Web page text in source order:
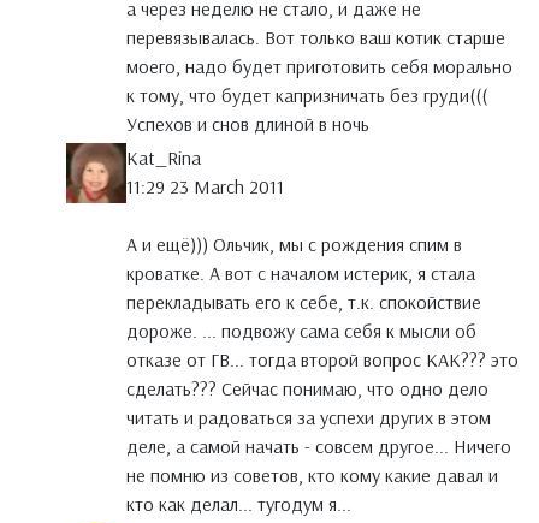
а через неделю не стало, и даже не
перевязывалась. Вот только ваш котик старше
моего, надо будет приготовить себя морально
к тому, что будет капризничать без груди(((
Успехов и снов длиной в ночь
Kat_Rina
11:29 23 March 2011
А и ещё))) Ольчик, мы с рождения спим в
кроватке. А вот с началом истерик, я стала
перекладывать его к себе, т.к. спокойствие
дороже. ... подвожу сама себя к мысли об
отказе от ГВ... тогда второй вопрос КАК??? это
сделать??? Сейчас понимаю, что одно дело
читать и радоваться за успехи других в этом
деле, а самой начать - совсем другое... Ничего
не помню из советов, кто кому какие давал и
кто как делал... тугодум я...